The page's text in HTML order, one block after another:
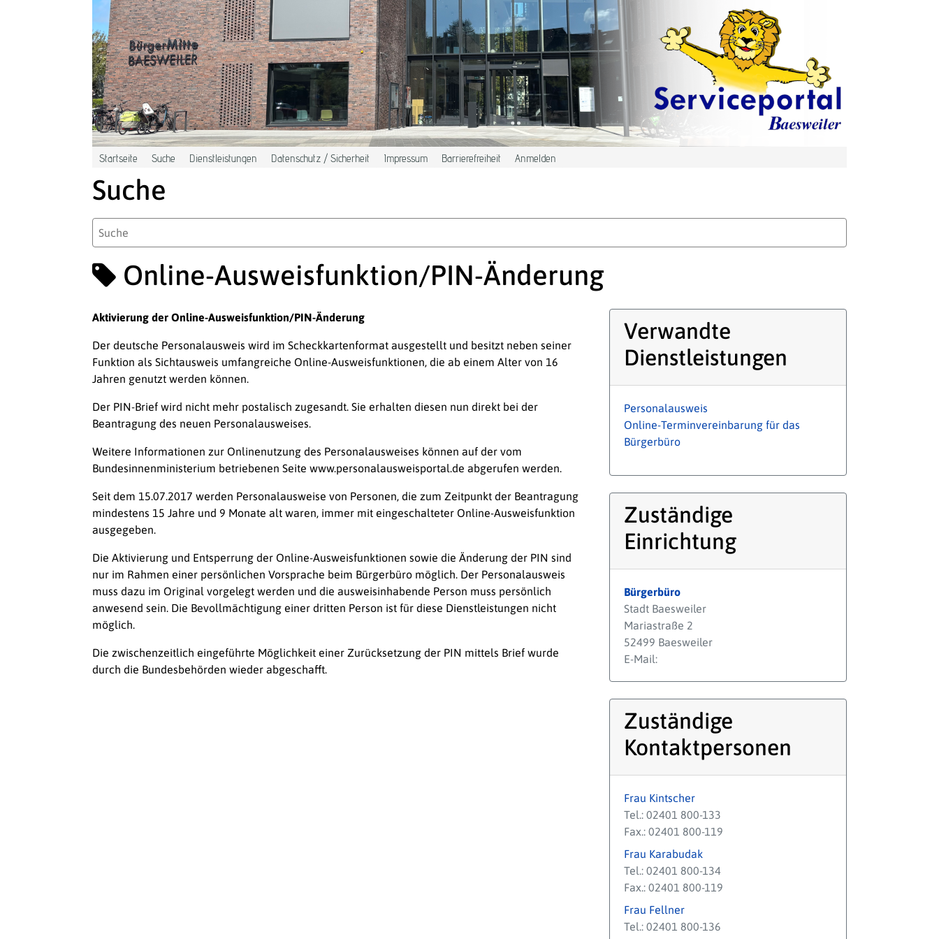
Zum Hauptinhalt springen
Startseite Suche Dienstleistungen Datenschutz / Sicherheit Impressum Barrierefreiheit Anmelden
Suche
Online-Ausweisfunktion/PIN-Änderung
Aktivierung der Online-Ausweisfunktion/PIN-Änderung
Der deutsche Personalausweis wird im Scheckkartenformat ausgestellt und besitzt neben seiner
Funktion als Sichtausweis umfangreiche Online-Ausweisfunktionen, die ab einem Alter von 16
Jahren genutzt werden können.
Der PIN-Brief wird nicht mehr postalisch zugesandt. Sie erhalten diesen nun direkt bei der
Beantragung des neuen Personalausweises.
Weitere Informationen zur Onlinenutzung des Personalausweises können auf der vom
Bundesinnenministerium betriebenen Seite www.personalausweisportal.de abgerufen werden.
Seit dem 15.07.2017 werden Personalausweise von Personen, die zum Zeitpunkt der Beantragung
mindestens 15 Jahre und 9 Monate alt waren, immer mit eingeschalteter Online-Ausweisfunktion
ausgegeben.
Die Aktivierung und Entsperrung der Online-Ausweisfunktionen sowie die Änderung der PIN sind
nur im Rahmen einer persönlichen Vorsprache beim Bürgerbüro möglich. Der Personalausweis
muss dazu im Original vorgelegt werden und die ausweisinhabende Person muss persönlich
anwesend sein. Die Bevollmächtigung einer dritten Person ist für diese Dienstleistungen nicht
möglich.
Die zwischenzeitlich eingeführte Möglichkeit einer Zurücksetzung der PIN mittels Brief wurde
durch die Bundesbehörden wieder abgeschafft.
Verwandte
Dienstleistungen
Personalausweis
Online-Terminvereinbarung für das
Bürgerbüro
Zuständige
Einrichtung
Bürgerbüro
Stadt Baesweiler
Mariastraße 2
52499 Baesweiler
E-Mail:
Zuständige
Kontaktpersonen
Frau Kintscher
Tel.: 02401 800-133
Fax.: 02401 800-119
Frau Karabudak
Tel.: 02401 800-134
Fax.: 02401 800-119
Frau Fellner
Tel.: 02401 800-136